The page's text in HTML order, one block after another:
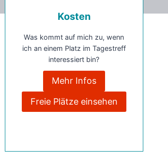
Kosten
Was kommt auf mich zu, wenn
ich an einem Platz im Tagestreff
interessiert bin?
Mehr Infos
Freie Plätze einsehen